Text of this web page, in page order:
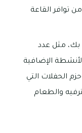
توافر القاعة
بك، مثل عدد
الإضافية
الحفلات التي
والطعام